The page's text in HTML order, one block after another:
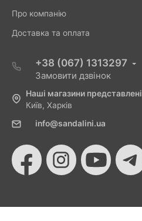
Про компанію
Доставка та оплата
+38 (067) 1313297
Замовити дзвінок
Наші магазини представлені
Київ, Харків
info@sandalini.ua